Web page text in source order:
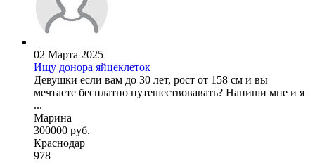
02 Марта 2025
Ищу донора яйцеклеток
Девушки если вам до 30 лет, рост от 158 см и вы
мечтаете бесплатно путешествовавать? Напиши мне и я
...
Марина
300000 руб.
Краснодар
978